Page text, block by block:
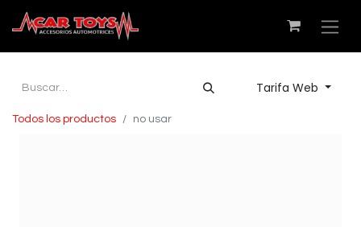
Tarifa Web
Todos los productos no usar